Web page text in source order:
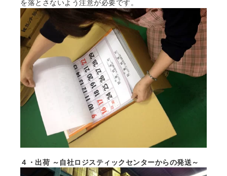
を落とさないよう注意が必要です。
４・出荷 ～自社ロジスティックセンターからの発送～